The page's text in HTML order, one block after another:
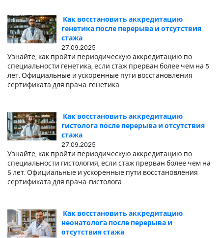
Как восстановить аккредитацию
генетика после перерыва и отсутствия
стажа
27.09.2025
Узнайте, как пройти периодическую аккредитацию по
специальности генетика, если стаж прерван более чем на 5
лет. Официальные и ускоренные пути восстановления
сертификата для врача-генетика.
Как восстановить аккредитацию
гистолога после перерыва и отсутствия
стажа
27.09.2025
Узнайте, как пройти периодическую аккредитацию по
специальности гистология, если стаж прерван более чем на
5 лет. Официальные и ускоренные пути восстановления
сертификата для врача-гистолога.
Как восстановить аккредитацию
неонатолога после перерыва и
отсутствия стажа